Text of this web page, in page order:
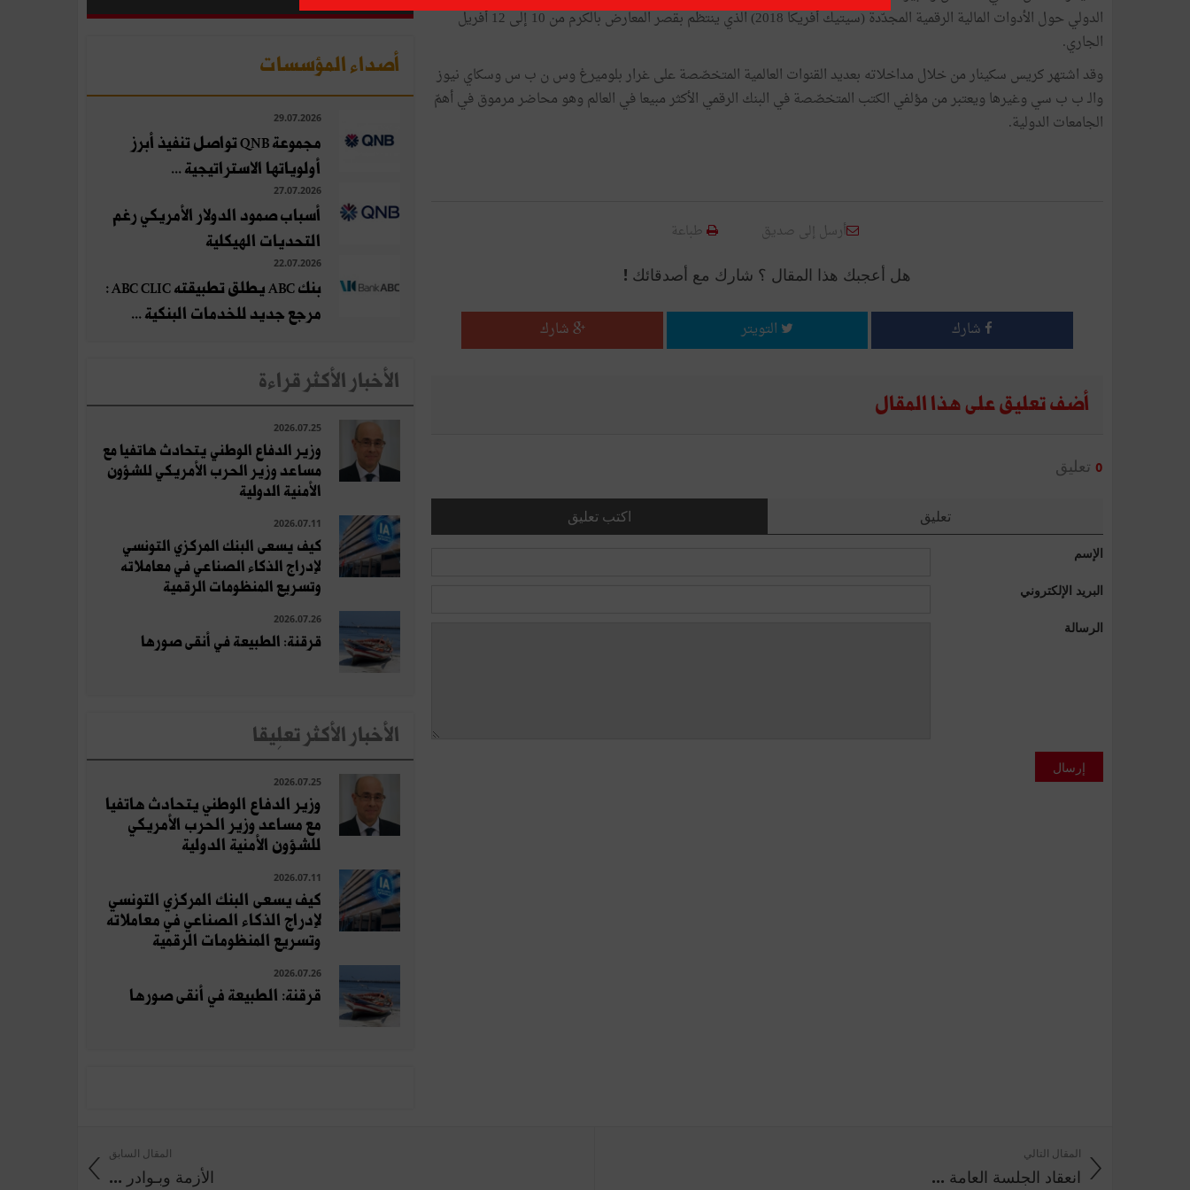
الدولي حول الأدوات المالية الرقمية المجدّدة (سيتيك أفريكا 2018) الذي ينتظم بقصر المعارض بالكرم من 10 إلى 12 أفريل
الجاري.
وقد اشتهر كريس سكينار من خلال مداخلاته بعديد القنوات العالمية المتخصّصة على غرار بلوميرغ وس ن ب س وسكاي نيوز
والـ ب ب سي وغيرها ويعتبر من مؤلفي الكتب المتخصّصة في البنك الرقمي الأكثر مبيعا في العالم وهو محاضر مرموق في أهمّ
الجامعات الدولية.
أرسل إلى صديق طباعة
هل أعجبك هذا المقال ؟ شارك مع أصدقائك !
شارك التويتر شارك
أضف تعليق على هذا المقال
0 تعليق
اكتب تعليق تعليق
الإسم
البريد الإلكتروني
الرسالة
إرسال
أصداء المؤسسات
29.07.2026
مجموعة QNB تواصل تنفيذ أبرز
أولوياتها الاستراتيجية ...
27.07.2026
أسباب صمود الدولار الأمريكي رغم
التحديات الهيكلية
22.07.2026
بنك ABC يطلق تطبيقته ABC CLIC :
مرجع جديد للخدمات البنكية ...
الأخبار الأكثر قراءة
2026.07.25
وزير الدفاع الوطني يتحادث هاتفيا مع
مساعد وزير الحرب الأمريكي للشؤون
الأمنية الدولية
2026.07.11
كيف يسعى البنك المركزي التونسي
لإدراج الذكاء الصناعي في معاملاته
وتسريع المنظومات الرقمية
2026.07.26
قرقنة: الطبيعة في أنقى صورها
الأخبار الأكثر تعلِيقا
2026.07.25
وزير الدفاع الوطني يتحادث هاتفيا
مع مساعد وزير الحرب الأمريكي
للشؤون الأمنية الدولية
2026.07.11
كيف يسعى البنك المركزي التونسي
لإدراج الذكاء الصناعي في معاملاته
وتسريع المنظومات الرقمية
2026.07.26
قرقنة: الطبيعة في أنقى صورها
المقال السابق
الأزمة وبـوادر ...
المقال التالي
انعقاد الجلسة العامة ...